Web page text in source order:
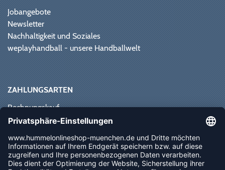
Jobangebote
Newsletter
Nachhaltigkeit und Soziales
weplayhandball - unsere Handballwelt
ZAHLUNGSARTEN
Rechnungskauf
Paypal
Vorkasse
Sofortüberweisung